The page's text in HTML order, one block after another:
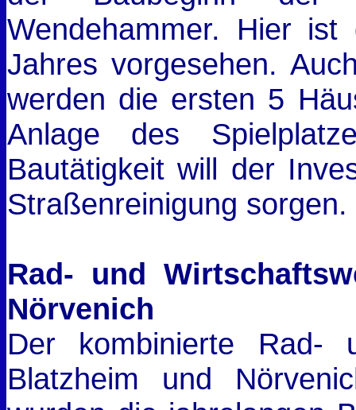
Wendehammer. Hier
Jahres vorgesehen.
werden die ersten 5
Anlage des
Bautätigkeit will der
Straßenreinigung sorgen.
Rad- und
Nörvenich
Der kombinierte Rad-
Blatzheim und